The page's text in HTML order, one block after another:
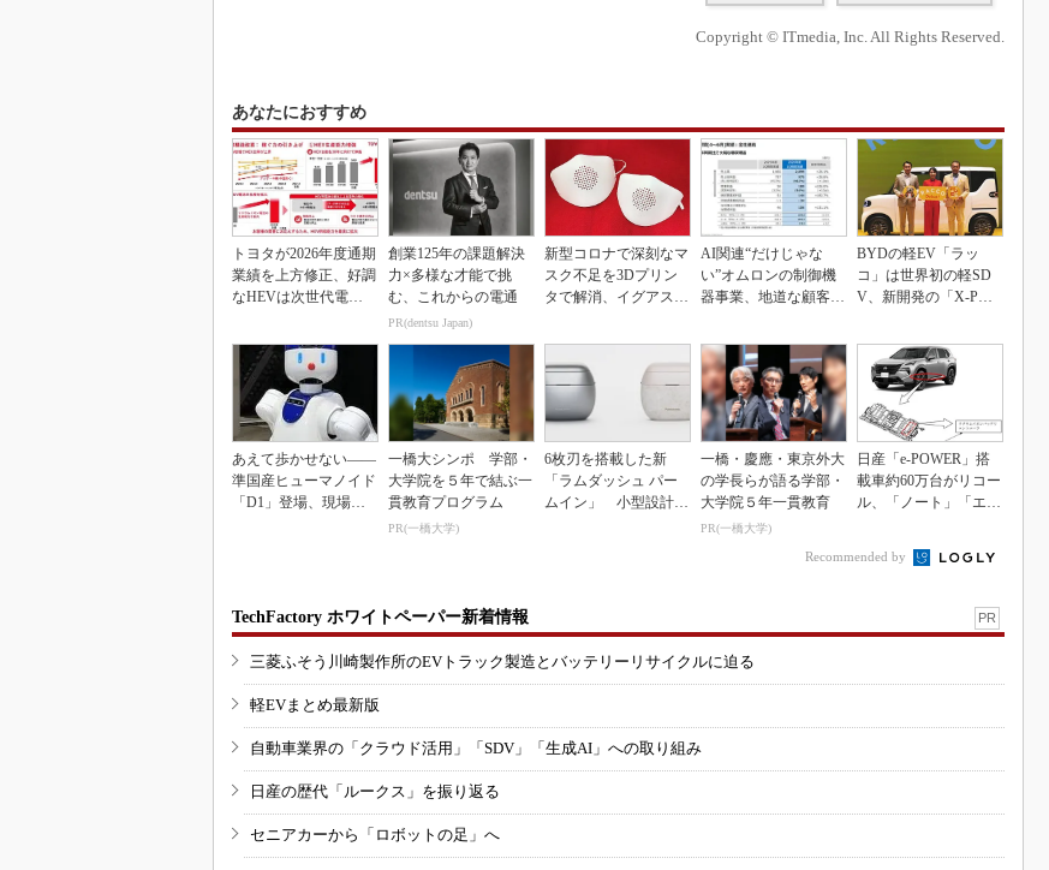
Copyright © ITmedia, Inc. All Rights Reserved.
あなたにおすすめ
トヨタが2026年度通期
業績を上方修正、好調
なHEVは次世代電池
創業125年の課題解決
力×多様な才能で挑
む、これからの電通
PR(dentsu Japan)
新型コロナで深刻なマ
スク不足を3Dプリン
タで解消、イグアスが
AI関連“だけじゃな
い”オムロンの制御機
器事業、地道な顧客基
BYDの軽EV「ラッ
コ」は世界初の軽SD
V、新開発の「X-PAC
あえて歩かせない――
準国産ヒューマノイド
「D1」登場、現場稼
一橋大シンポ 学部・
大学院を５年で結ぶ一
貫教育プログラム
PR(一橋大学)
6枚刃を搭載した新
「ラムダッシュ パー
ムイン」 小型設計と
一橋・慶應・東京外大
の学長らが語る学部・
大学院５年一貫教育
PR(一橋大学)
日産「e-POWER」搭
載車約60万台がリコー
ル、「ノート」「エク
Recommended by
TechFactory ホワイトペーパー新着情報 PR
三菱ふそう川崎製作所のEVトラック製造とバッテリーリサイクルに迫る
軽EVまとめ最新版
自動車業界の「クラウド活用」「SDV」「生成AI」への取り組み
日産の歴代「ルークス」を振り返る
セニアカーから「ロボットの足」へ